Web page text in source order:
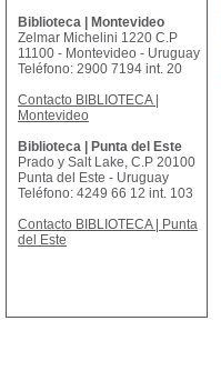
Biblioteca | Montevideo
Zelmar Michelini 1220 C.P
11100 - Montevideo - Uruguay
Teléfono: 2900 7194 int. 20
Contacto BIBLIOTECA |
Montevideo
Biblioteca | Punta del Este
Prado y Salt Lake, C.P 20100
Punta del Este - Uruguay
Teléfono: 4249 66 12 int. 103
Contacto BIBLIOTECA | Punta
del Este